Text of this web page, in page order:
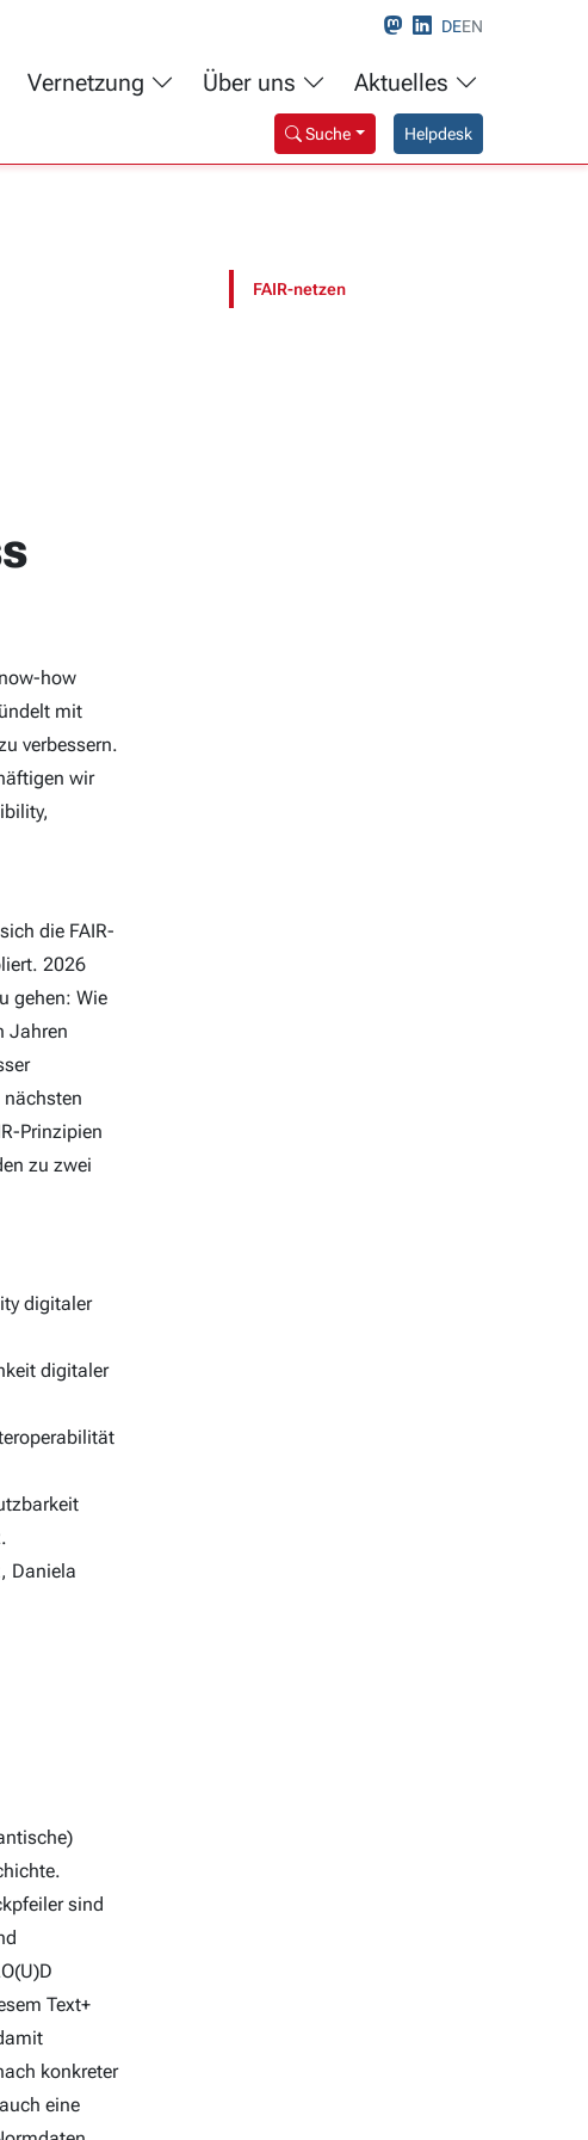
DEEN
Vernetzung Über uns Aktuelles
Suche Helpdesk
how
mit
verbessern.
wir
die FAIR-
2026
gehen: Wie
Jahren
nächsten
Prinzipien
zu zwei
digitaler
digitaler
Daniela
sind
Text+
konkreter
eine
FAIR-netzen